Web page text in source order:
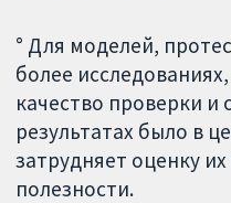
° Для моделей,
более
качество проверки и
результатах было в
затрудняет оценку
полезности.